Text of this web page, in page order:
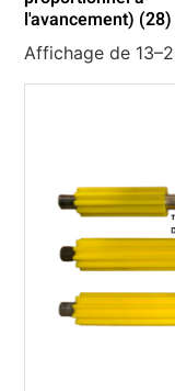
l'avancement) (28)
Affichage de